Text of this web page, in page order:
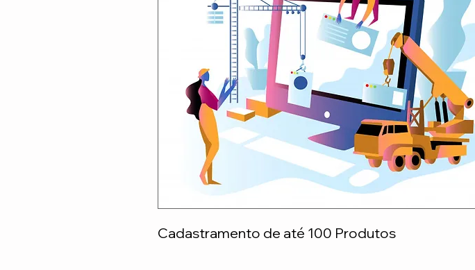
Cadastramento de até 100 Produtos